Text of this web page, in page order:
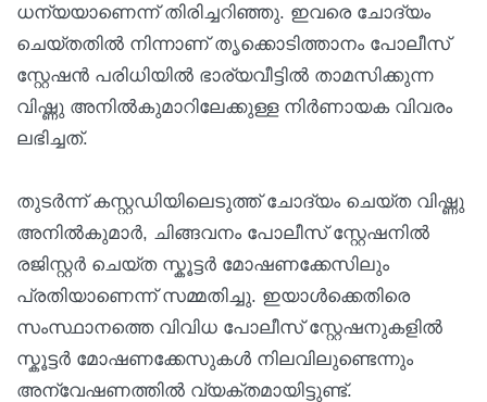
ധന്യയാണെന്ന് തിരിച്ചറിഞ്ഞു. ഇവരെ ചോദ്യം
ചെയ്തതിൽ നിന്നാണ് തൃക്കൊടിത്താനം പോലീസ്
സ്റ്റേഷൻ പരിധിയിൽ ഭാര്യവീട്ടിൽ താമസിക്കുന്ന
വിഷ്ണു അനിൽകുമാറിലേക്കുള്ള നിർണായക വിവരം
ലഭിച്ചത്.
തുടർന്ന് കസ്റ്റഡിയിലെടുത്ത് ചോദ്യം ചെയ്ത വിഷ്ണു
അനിൽകുമാർ, ചിങ്ങവനം പോലീസ് സ്റ്റേഷനിൽ
രജിസ്റ്റർ ചെയ്ത സ്കൂട്ടർ മോഷണക്കേസിലും
പ്രതിയാണെന്ന് സമ്മതിച്ചു. ഇയാൾക്കെതിരെ
സംസ്ഥാനത്തെ വിവിധ പോലീസ് സ്റ്റേഷനുകളിൽ
സ്കൂട്ടർ മോഷണക്കേസുകൾ നിലവിലുണ്ടെന്നും
അന്വേഷണത്തിൽ വ്യക്തമായിട്ടുണ്ട്.